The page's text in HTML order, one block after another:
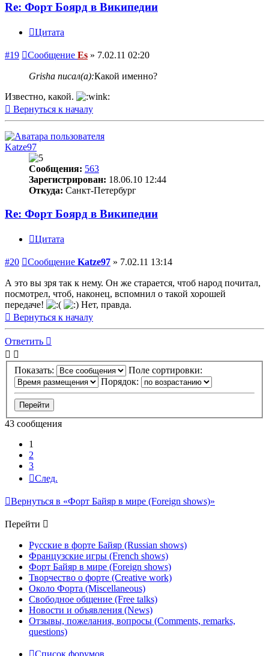
Re: Форт Боярд в Википедии
Цитата
#19 Сообщение Es » 7.02.11 02:20
Grisha писал(а):Какой именно?
Известно, какой.
Вернуться к началу
Katze97
Сообщения: 563
Зарегистрирован: 18.06.10 12:44
Откуда: Санкт-Петербург
Re: Форт Боярд в Википедии
Цитата
#20 Сообщение Katze97 » 7.02.11 13:14
А это вы зря так к нему. Он же старается, чтоб народ почитал,
посмотрел, чтоб, наконец, вспомнил о такой хорошей
передаче!
Нет, правда.
Вернуться к началу
Ответить
Показать:
Поле сортировки:
Порядок:
43 сообщения
1
2
3
След.
Вернуться в «Форт Байяр в мире (Foreign shows)»
Перейти
Русские в форте Байяр (Russian shows)
Французские игры (French shows)
Форт Байяр в мире (Foreign shows)
Творчество о форте (Creative work)
Около Форта (Miscellaneous)
Свободное общение (Free talks)
Новости и объявления (News)
Отзывы, пожелания, вопросы (Comments, remarks,
questions)